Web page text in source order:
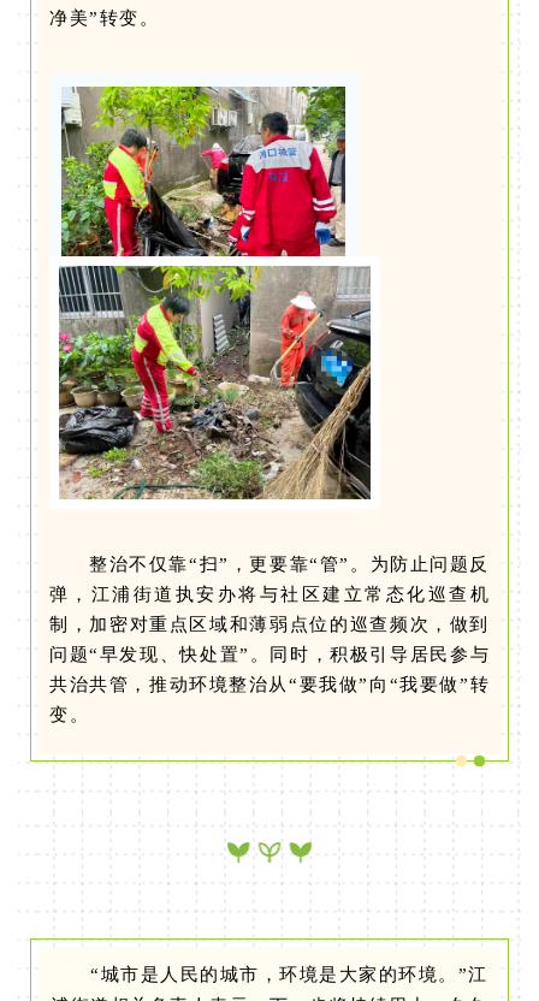
净美”转变。
整治不仅靠“扫”，更要靠“管”。为防止问题反
弹，江浦街道执安办将与社区建立常态化巡查机
制，加密对重点区域和薄弱点位的巡查频次，做到
问题“早发现、快处置”。同时，积极引导居民参与
共治共管，推动环境整治从“要我做”向“我要做”转
变。
“城市是人民的城市，环境是大家的环境。”江